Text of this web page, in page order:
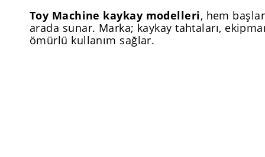
Toy Machine kaykay modelleri, hem
arada sunar. Marka; kaykay tahtaları,
ömürlü kullanım sağlar.